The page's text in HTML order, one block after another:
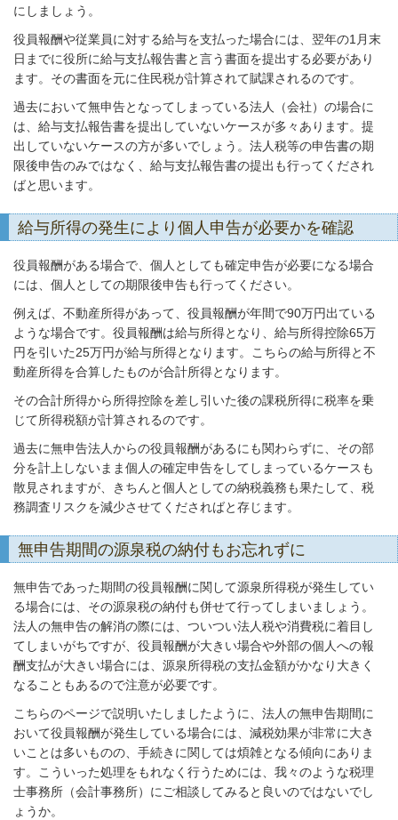
にしましょう。
役員報酬や従業員に対する給与を支払った場合には、翌年の1月末
日までに役所に給与支払報告書と言う書面を提出する必要があり
ます。その書面を元に住民税が計算されて賦課されるのです。
過去において無申告となってしまっている法人（会社）の場合に
は、給与支払報告書を提出していないケースが多々あります。提
出していないケースの方が多いでしょう。法人税等の申告書の期
限後申告のみではなく、給与支払報告書の提出も行ってくだされ
ばと思います。
給与所得の発生により個人申告が必要かを確認
役員報酬がある場合で、個人としても確定申告が必要になる場合
には、個人としての期限後申告も行ってください。
例えば、不動産所得があって、役員報酬が年間で90万円出ている
ような場合です。役員報酬は給与所得となり、給与所得控除65万
円を引いた25万円が給与所得となります。こちらの給与所得と不
動産所得を合算したものが合計所得となります。
その合計所得から所得控除を差し引いた後の課税所得に税率を乗
じて所得税額が計算されるのです。
過去に無申告法人からの役員報酬があるにも関わらずに、その部
分を計上しないまま個人の確定申告をしてしまっているケースも
散見されますが、きちんと個人としての納税義務も果たして、税
務調査リスクを減少させてくださればと存じます。
無申告期間の源泉税の納付もお忘れずに
無申告であった期間の役員報酬に関して源泉所得税が発生してい
る場合には、その源泉税の納付も併せて行ってしまいましょう。
法人の無申告の解消の際には、ついつい法人税や消費税に着目し
てしまいがちですが、役員報酬が大きい場合や外部の個人への報
酬支払が大きい場合には、源泉所得税の支払金額がかなり大きく
なることもあるので注意が必要です。
こちらのページで説明いたしましたように、法人の無申告期間に
おいて役員報酬が発生している場合には、減税効果が非常に大き
いことは多いものの、手続きに関しては煩雑となる傾向にありま
す。こういった処理をもれなく行うためには、我々のような税理
士事務所（会計事務所）にご相談してみると良いのではないでし
ょうか。